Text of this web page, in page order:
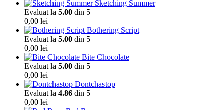
Sketching Summer
Evaluat la 5.00 din 5
0,00 lei
Bothering Script
Evaluat la 5.00 din 5
0,00 lei
Bite Chocolate
Evaluat la 5.00 din 5
0,00 lei
Dontchastop
Evaluat la 4.86 din 5
0,00 lei